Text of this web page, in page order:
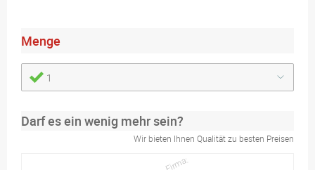
Menge
1
Darf es ein wenig mehr sein?
Wir bieten Ihnen Qualität zu besten Preisen